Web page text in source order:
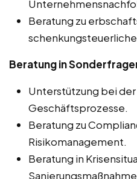
Beratung zu
Beratung in
Unterstützung bei
Geschäftsprozesse.
Beratung zu
Risikomanagement.
Beratung in